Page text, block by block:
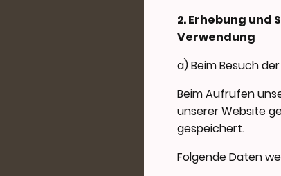
2. Erhebung und
Verwendung
a) Beim Besuch
Beim Aufrufen
unserer Website
gespeichert.
Folgende Daten